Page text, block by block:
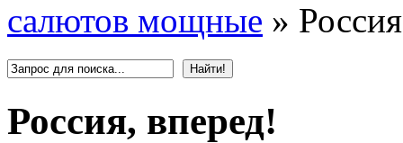
салютов мощные »
Россия, вперед!